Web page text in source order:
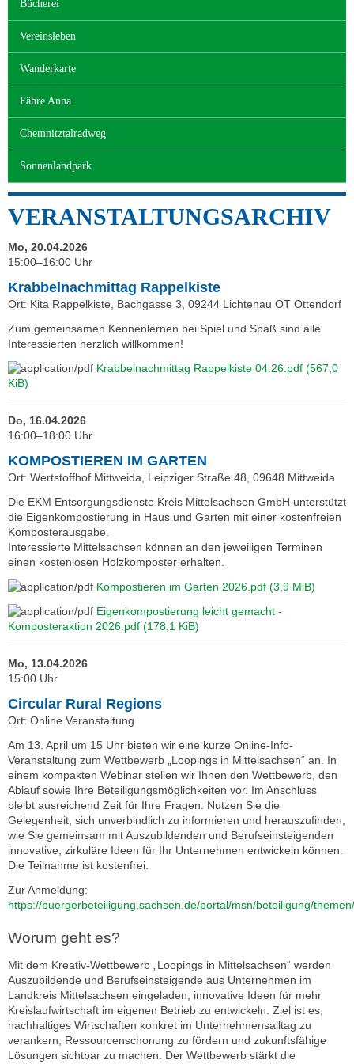
Bücherei
Vereinsleben
Wanderkarte
Fähre Anna
Chemnitztalradweg
Sonnenlandpark
VERANSTALTUNGSARCHIV
Mo, 20.04.2026
15:00–16:00 Uhr
Krabbelnachmittag Rappelkiste
Ort: Kita Rappelkiste, Bachgasse 3, 09244 Lichtenau OT Ottendorf
Zum gemeinsamen Kennenlernen bei Spiel und Spaß sind alle
Interessierten herzlich willkommen!
Krabbelnachmittag Rappelkiste 04.26.pdf (567,0
KiB)
Do, 16.04.2026
16:00–18:00 Uhr
KOMPOSTIEREN IM GARTEN
Ort: Wertstoffhof Mittweida, Leipziger Straße 48, 09648 Mittweida
Die EKM Entsorgungsdienste Kreis Mittelsachsen GmbH unterstützt
die Eigenkompostierung in Haus und Garten mit einer kostenfreien
Komposterausgabe.
Interessierte Mittelsachsen können an den jeweiligen Terminen
einen kostenlosen Holzkomposter erhalten.
Kompostieren im Garten 2026.pdf (3,9 MiB)
Eigenkompostierung leicht gemacht -
Komposteraktion 2026.pdf (178,1 KiB)
Mo, 13.04.2026
15:00 Uhr
Circular Rural Regions
Ort: Online Veranstaltung
Am 13. April um 15 Uhr bieten wir eine kurze Online-Info-
Veranstaltung zum Wettbewerb „Loopings in Mittelsachsen“ an. In
einem kompakten Webinar stellen wir Ihnen den Wettbewerb, den
Ablauf sowie Ihre Beteiligungsmöglichkeiten vor. Im Anschluss
bleibt ausreichend Zeit für Ihre Fragen. Nutzen Sie die
Gelegenheit, sich unverbindlich zu informieren und herauszufinden,
wie Sie gemeinsam mit Auszubildenden und Berufseinsteigenden
innovative, zirkuläre Ideen für Ihr Unternehmen entwickeln können.
Die Teilnahme ist kostenfrei.
Zur Anmeldung:
https://buergerbeteiligung.sachsen.de/portal/msn/beteiligung/
Worum geht es?
Mit dem Kreativ-Wettbewerb „Loopings in Mittelsachsen“ werden
Auszubildende und Berufseinsteigende aus Unternehmen im
Landkreis Mittelsachsen eingeladen, innovative Ideen für mehr
Kreislaufwirtschaft im eigenen Betrieb zu entwickeln. Ziel ist es,
nachhaltiges Wirtschaften konkret im Unternehmensalltag zu
verankern, Ressourcenschonung zu fördern und zukunftsfähige
Lösungen sichtbar zu machen. Der Wettbewerb stärkt die